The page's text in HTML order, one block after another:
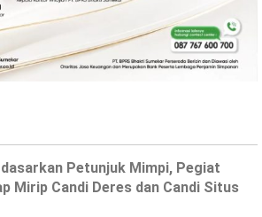
Petunjuk Mimpi, Pegiat
Mirip Candi Deres dan Candi Situs